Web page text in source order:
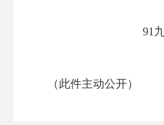
91
（此件主动公开）